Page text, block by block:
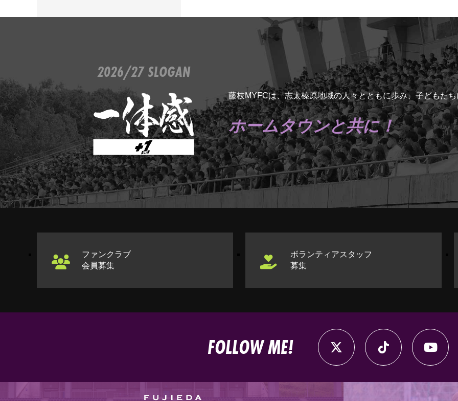
2026/27 SLOGAN
藤枝MYFCは、志太榛原地域の人々とともに歩み、子どもた
ホームタウンと共に！
ファンクラブ
会員募集
ボランティアスタッフ
募集
FOLLOW ME!